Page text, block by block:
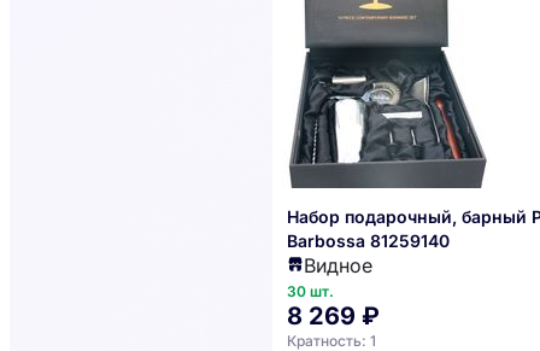
Набор подарочный, барный
Barbossa 81259140
Видное
30 шт.
8 269 ₽
Кратность: 1